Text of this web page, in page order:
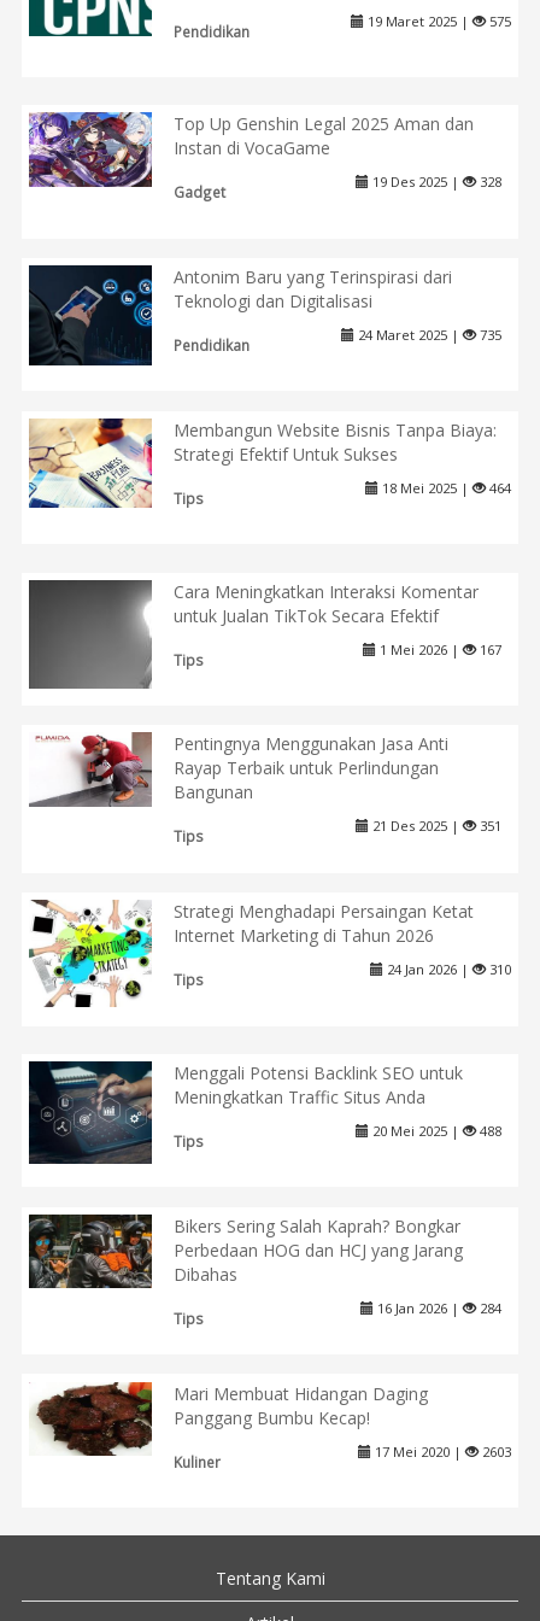
Pendidikan
19 Maret 2025 | 575
Top Up Genshin Legal 2025 Aman dan
Instan di VocaGame
Gadget
19 Des 2025 | 328
Antonim Baru yang Terinspirasi dari
Teknologi dan Digitalisasi
Pendidikan
24 Maret 2025 | 735
Membangun Website Bisnis Tanpa Biaya:
Strategi Efektif Untuk Sukses
Tips
18 Mei 2025 | 464
Cara Meningkatkan Interaksi Komentar
untuk Jualan TikTok Secara Efektif
Tips
1 Mei 2026 | 167
Pentingnya Menggunakan Jasa Anti
Rayap Terbaik untuk Perlindungan
Bangunan
Tips
21 Des 2025 | 351
Strategi Menghadapi Persaingan Ketat
Internet Marketing di Tahun 2026
Tips
24 Jan 2026 | 310
Menggali Potensi Backlink SEO untuk
Meningkatkan Traffic Situs Anda
Tips
20 Mei 2025 | 488
Bikers Sering Salah Kaprah? Bongkar
Perbedaan HOG dan HCJ yang Jarang
Dibahas
Tips
16 Jan 2026 | 284
Mari Membuat Hidangan Daging
Panggang Bumbu Kecap!
Kuliner
17 Mei 2020 | 2603
Tentang Kami